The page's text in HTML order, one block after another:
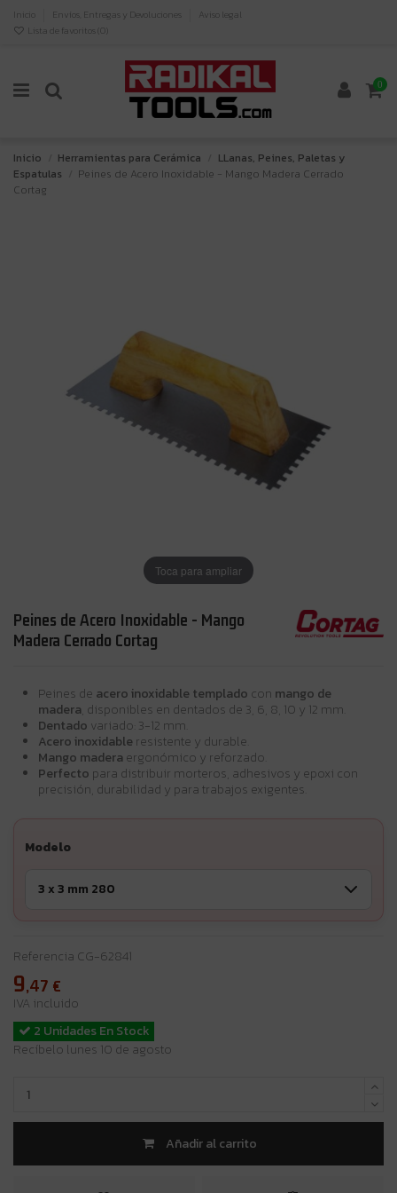
Inicio Envíos, Entregas y Devoluciones
Aviso legal
Lista de favoritos ( 0)
0
Inicio Herramientas para Cerámica
LLanas, Peines, Paletas y
Espatulas
Peines de Acero Inoxidable - Mango Madera Cerrado
Cortag
Toca para ampliar
Peines de Acero Inoxidable - Mango
Madera Cerrado Cortag
Peines de acero inoxidable templado con mango de
madera, disponibles en dentados de 3, 6, 8, 10 y 12 mm.
Dentado variado: 3-12 mm.
Acero inoxidable resistente y durable.
Mango madera ergonómico y reforzado.
Perfecto para distribuir morteros, adhesivos y epoxi con
precisión, durabilidad y para trabajos exigentes.
Modelo
Referencia CG-62841
9,47 €
IVA incluido
2 Unidades En Stock
Recíbelo lunes 10 de agosto
Añadir al carrito